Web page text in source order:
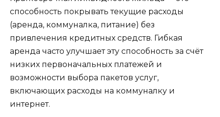
способность покрывать текущие расходы
(аренда, коммуналка, питание) без
привлечения кредитных средств. Гибкая
аренда часто улучшает эту способность за счёт
низких первоначальных платежей и
возможности выбора пакетов услуг,
включающих расходы на коммуналку и
интернет.